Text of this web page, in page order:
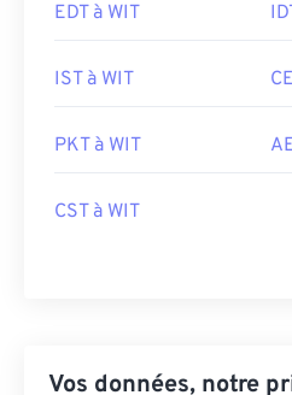
EDT à WIT
IST à WIT
PKT à WIT
CST à WIT
Vos données, notre